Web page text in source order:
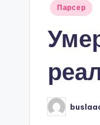
Опубликовано
Парсер
Запись
от